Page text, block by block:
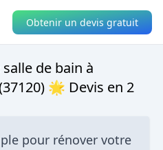
Obtenir un devis gratuit
de bain à
🌟 Devis en 2
pour rénover votre